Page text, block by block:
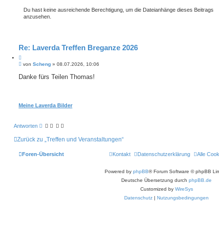
Du hast keine ausreichende Berechtigung, um die Dateianhänge dieses Beitrags
anzusehen.
Re: Laverda Treffen Breganze 2026
i
n
B
i
von Scheng » 08.07.2026, 10:06
Danke fürs Teilen Thomas!
Meine Laverda Bilder
Antworten
Zurück zu „Treffen und Veranstaltungen“
Foren-Übersicht Alle
Datenschutzerklärung
Kontakt
Powered by phpBB® Forum Software © phpBB
Deutsche Übersetzung durch phpBB.de
Customized by WireSys
Datenschutz | Nutzungsbedingungen